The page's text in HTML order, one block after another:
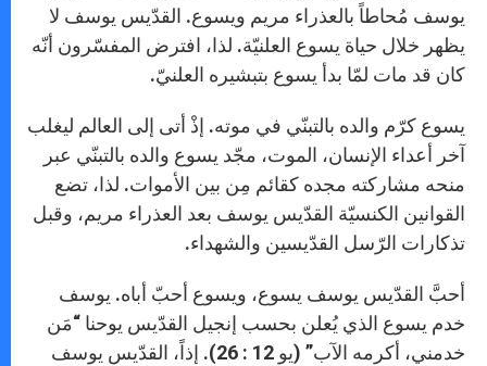
يوسف مُحاطاً بالعذراء مريم ويسوع. القدّيس يوسف لا
يظهر خلال حياة يسوع العلنيّة. لذا، افترض المفسّرون أنّه
كان قد مات لمّا بدأ يسوع بتبشيره العلنيّ.
يسوع كرّم والده بالتبنّي في موته. إذْ أتى إلى العالم ليغلب
آخر أعداء الإنسان، الموت، مجّد يسوع والده بالتبنّي عبر
منحه مشاركته مجده كقائم مِن بين الأموات. لذا، تضع
القوانين الكنسيّة القدّيس يوسف بعد العذراء مريم، وقبل
تذكارات الرّسل القدّيسين والشهداء.
أحبَّ القدّيس يوسف يسوع، ويسوع أحبّ أباه. يوسف
خدم يسوع الذي يُعلن بحسب إنجيل القدّيس يوحنا “مَن
خدمني، أكرمه الآب” (يو 12 : 26). إذاً، القدّيس يوسف